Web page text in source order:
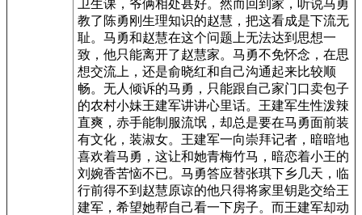
卫生课，爷俩相处甚好。然而回到家，听说马勇
教了陈勇刚生理知识的赵慧，把这看成是下流无
耻。马勇和赵慧在这个问题上无法达到思想一
致，他只能离开了赵慧家。马勇不免怀念，在思
想交流上，还是俞晓红和自己沟通起来比较顺
畅。无人倾诉的马勇，只能跟自己家门口卖包子
的农村小妹王建军讲讲心里话。王建军生性泼辣
直爽，赤手能制服流氓，却总是要在马勇面前装
有文化，装淑女。王建军一向崇拜记者，暗暗地
喜欢着马勇，这让和她青梅竹马，暗恋着小王的
刘婉香苦恼不已。马勇答应替张琪下乡几天，临
行前得不到赵慧原谅的他只得将家里钥匙交给王
建军，希望她帮自己看一下房子。而王建军却动